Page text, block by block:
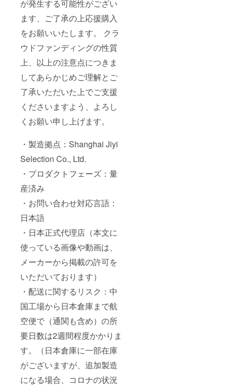
が発生する可能性がござい
ます、ご了承の上応援購入
をお願いいたします。 クラ
ウドファンディングの性質
上、以上の注意点につきま
してあらかじめご理解とご
了承いただいた上でご支援
くださいますよう、よろし
くお願い申し上げます。
・製造拠点：Shanghai Jiyi
Selection Co., Ltd.
・プロダクトフェーズ：量
産済み
・お問い合わせ対応言語：
日本語
・日本正式代理店（本文に
使っている画像や動画は、
メーカーから掲載の許可を
いただいております）
・配送に関するリスク：中
国工場から日本倉庫まで航
空便で（通関も含め）の所
要日数は2週間程度かかりま
す。（日本倉庫に一部在庫
がございますが、追加製造
になる場合、コロナの状況